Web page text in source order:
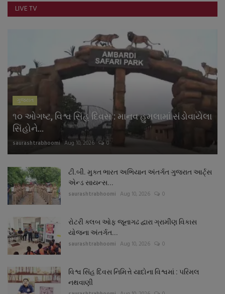
LIVE TV
ગુજરાત
૧૦ ઓગષ્ટ, વિશ્વ સિંહ દિવસ : માનવ હુમલામાં સંડોવાયેલા
સિંહોને...
saurashtrabhoomi Aug 10, 2026 0
ટી.બી. મુક્ત ભારત અભિયાન અંતર્ગત ગુજરાત આર્ટ્સ
એન્ડ સાયન્સ...
saurashtrabhoomi Aug 10, 2026 0
રોટરી ક્લબ ઓફ જૂનાગઢ દ્વારા ગ્રામીણ વિકાસ
યોજના અંતર્ગત...
saurashtrabhoomi Aug 10, 2026 0
વિશ્વ સિંહ દિવસ નિમિત્તે યાદોના વિશ્વમાં : પરિમલ
નથવાણી